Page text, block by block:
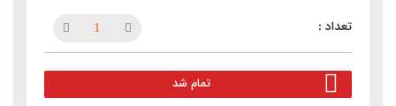
تمام شد